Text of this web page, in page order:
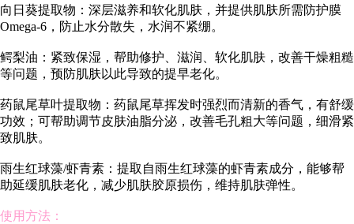
向日葵提取物：深层滋养和软化肌肤，并提供肌肤所需防护膜
Omega-6，防止水分散失，水润不紧绷。
鳄梨油：紧致保湿，帮助修护、滋润、软化肌肤，改善干燥粗糙
等问题，预防肌肤以此导致的提早老化。
药鼠尾草叶提取物：药鼠尾草挥发时强烈而清新的香气，有舒缓
功效；可帮助调节皮肤油脂分泌，改善毛孔粗大等问题，细滑紧
致肌肤。
雨生红球藻/虾青素：提取自雨生红球藻的虾青素成分，能够帮
助延缓肌肤老化，减少肌肤胶原损伤，维持肌肤弹性。
使用方法：